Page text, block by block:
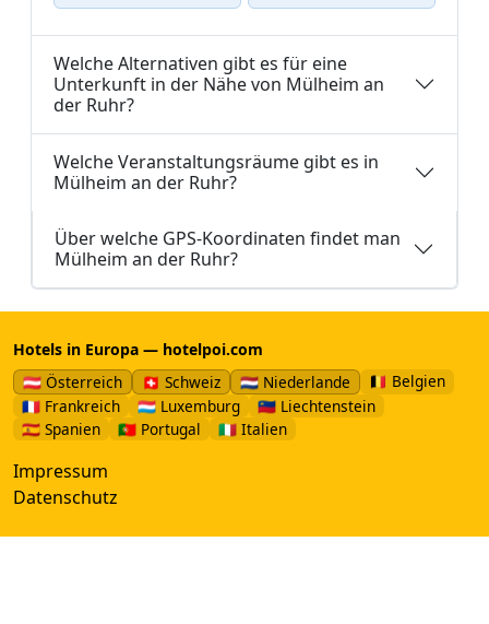
Welche Alternativen gibt es für eine
Unterkunft in der Nähe von Mülheim an
der Ruhr?
Welche Veranstaltungsräume gibt es in
Mülheim an der Ruhr?
Über welche GPS-Koordinaten findet man
Mülheim an der Ruhr?
Hotels in Europa — hotelpoi.com
🇦🇹 Österreich
🇨🇭 Schweiz 🇳🇱 Niederlande
🇧🇪 Belgien
🇫🇷 Frankreich
🇱🇺 Luxemburg
🇱🇮 Liechtenstein
🇪🇸 Spanien
🇵🇹 Portugal 🇮🇹 Italien
Impressum
Datenschutz